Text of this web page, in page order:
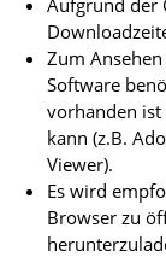
Zum
Software
vorhanden
kann (z.B.
Viewer).
Es wird
Browser zu